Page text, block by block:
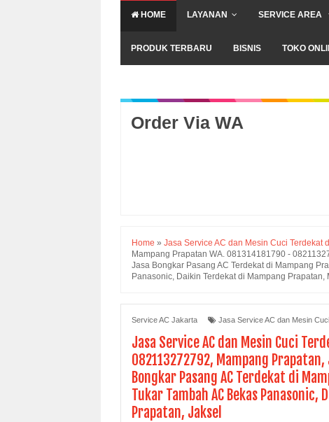
HOME LAYANAN SERVICE AREA
PRODUK TERBARU BISNIS TOKO
Order Via WA
Home » Jasa Service AC dan Mesin Cuci Terdekat
Mampang Prapatan WA. 081314181790 -
Jasa Bongkar Pasang AC Terdekat di Mampang
Panasonic, Daikin Terdekat di Mampang Prapatan,
Service AC Jakarta Jasa Service AC dan Mesin
Jasa Service AC dan Mesin Cuci
082113272792, Mampang
Bongkar Pasang AC Terdekat di
Tukar Tambah AC Bekas
Prapatan, Jaksel